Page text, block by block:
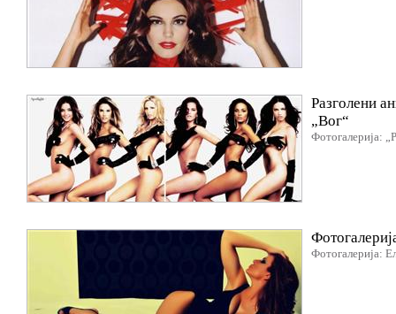
Разголени
„Вог“
Фотогалерија:
Фотогалерија: